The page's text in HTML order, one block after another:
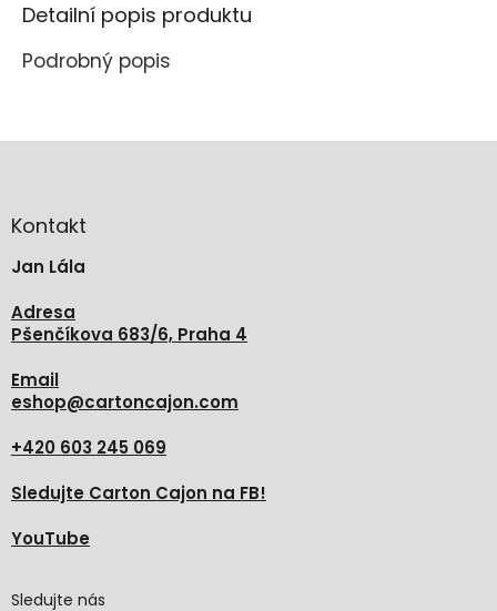
Detailní popis produktu
Podrobný popis
aKontakt
Jan Lála
Adresa
Pšenčíkova 683/6, Praha 4
Email
eshop@cartoncajon.com
+420 603 245 069
Sledujte Carton Cajon na FB!
YouTube
Sledujte nás